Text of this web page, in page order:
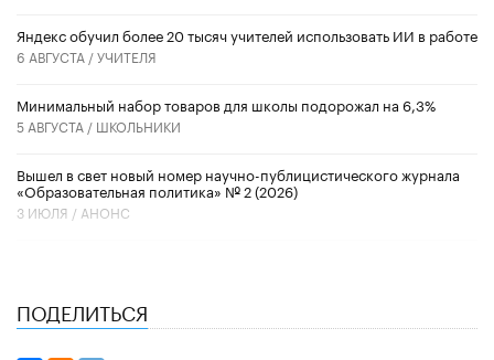
​Яндекс обучил более 20 тысяч учителей использовать ИИ в работе
6 АВГУСТА /УЧИТЕЛЯ
Минимальный набор товаров для школы подорожал на 6,3%
5 АВГУСТА / ШКОЛЬНИКИ
Вышел в свет новый номер научно-публицистического журнала
«Образовательная политика» № 2 (2026)
3 ИЮЛЯ / АНОНС
ПОДЕЛИТЬСЯ